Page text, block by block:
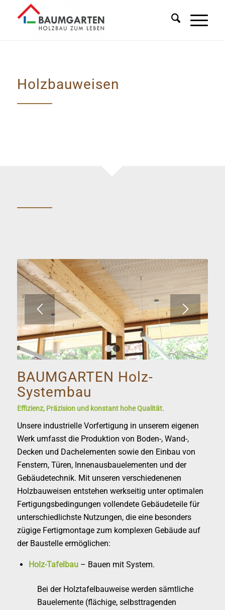
Holzbauweisen
1 2
BAUMGARTEN Holz-
Systembau
Effizienz, Präzision und konstant hohe Qualität.
Unsere industrielle Vorfertigung in unserem eigenen
Werk umfasst die Produktion von Boden-, Wand-,
Decken und Dachelementen sowie den Einbau von
Fenstern, Türen, Innenausbauelementen und der
Gebäudetechnik. Mit unseren verschiedenenen
Holzbauweisen entstehen werkseitig unter optimalen
Fertigungsbedingungen vollendete Gebäudeteile für
unterschiedlichste Nutzungen, die eine besonders
zügige Fertigmontage zum komplexen Gebäude auf
der Baustelle ermöglichen:
Holz-Tafelbau – Bauen mit System.
Bei der Holztafelbauweise werden sämtliche
Bauelemente (flächige, selbsttragenden